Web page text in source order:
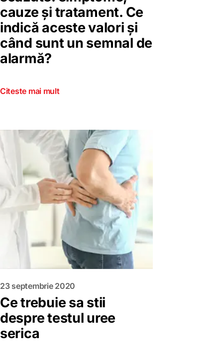
cauze și tratament. Ce
indică aceste valori și
când sunt un semnal de
alarmă?
Citeste mai mult
23 septembrie 2020
Ce trebuie sa stii
despre testul uree
serica